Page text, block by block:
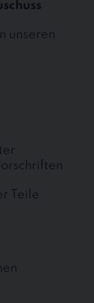
unseren
Teile